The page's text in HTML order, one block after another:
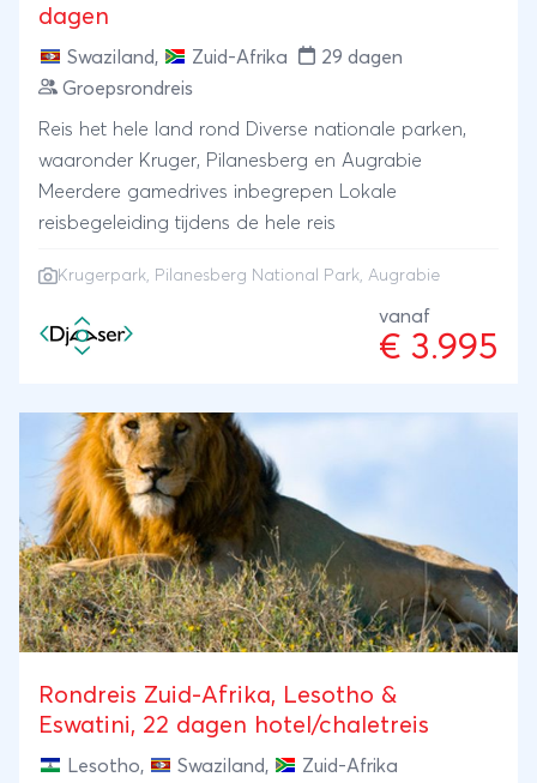
dagen
Swaziland, Zuid-Afrika
29 dagen
Groepsrondreis
Reis het hele land rond Diverse nationale parken,
waaronder Kruger, Pilanesberg en Augrabie
Meerdere gamedrives inbegrepen Lokale
reisbegeleiding tijdens de hele reis
Krugerpark, Pilanesberg National Park, Augrabie
vanaf
€ 3.995
Rondreis Zuid-Afrika, Lesotho &
Eswatini, 22 dagen hotel/chaletreis
Lesotho, Swaziland,
Zuid-Afrika